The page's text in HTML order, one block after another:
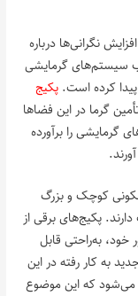
نگرانی‌ها درباره
سیستم‌های گرمایشی
کرده است.پکیج‌
گرما در این فضاها
گرمایشی را برآورده
کوچک و بزرگ
پکیج‌های برقی از
به‌راحتی قابل
به کار رفته در این
می‌شود که این موضوع